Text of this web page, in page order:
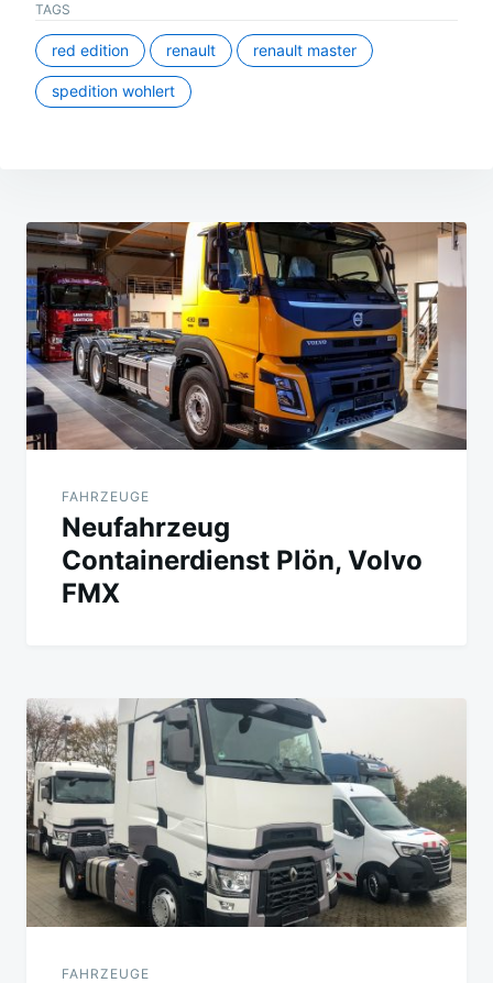
TAGS
red edition renault renault master
spedition wohlert
Beitragsnavigation
FAHRZEUGE
Neufahrzeug
Containerdienst Plön, Volvo
FMX
FAHRZEUGE